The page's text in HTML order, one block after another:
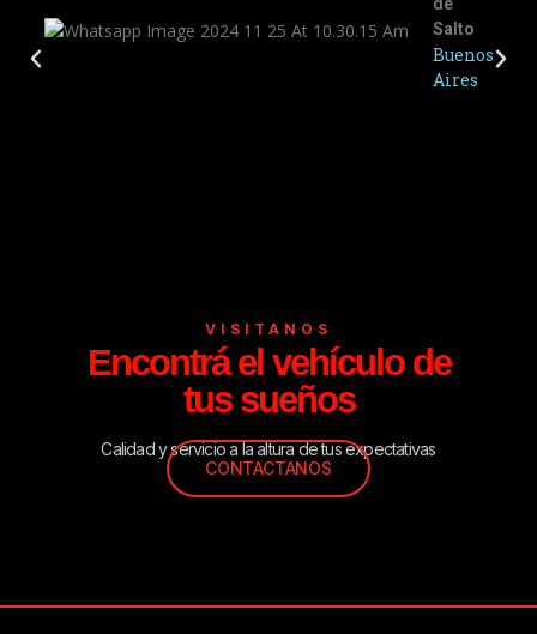
de
Salto
Buenos
Aires
VISITANOS
Encontrá el vehículo de
tus sueños
Calidad y servicio a la altura de tus expectativas
CONTACTANOS